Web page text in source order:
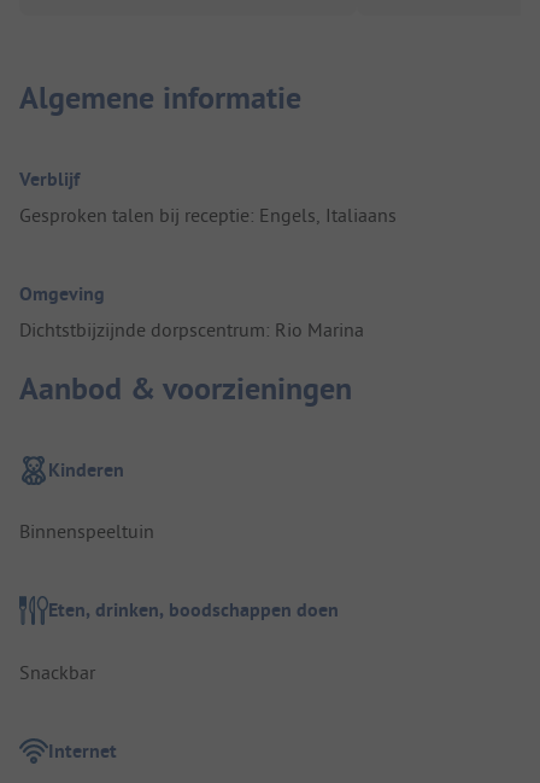
Algemene informatie
Verblijf
Gesproken talen bij receptie: Engels, Italiaans
Omgeving
Dichtstbijzijnde dorpscentrum: Rio Marina
Aanbod & voorzieningen
Kinderen
Binnenspeeltuin
Eten, drinken, boodschappen doen
Snackbar
Internet